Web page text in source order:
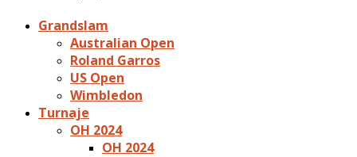
Grandslam
Australian Open
Roland Garros
US Open
Wimbledon
Turnaje
OH 2024
OH 2024